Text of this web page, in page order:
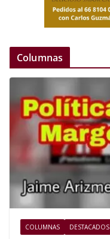
Columnas
COLUMNAS DESTACADOS